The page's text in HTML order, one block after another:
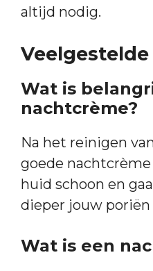
altijd nodig.
Wat is
nachtcrème?
Na het reinigen
goede
huid schoon en
dieper jouw poriën
Wat is een